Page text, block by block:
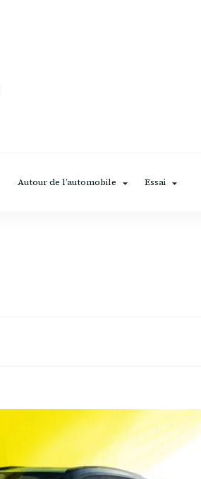
Autour de l’automobile Essai